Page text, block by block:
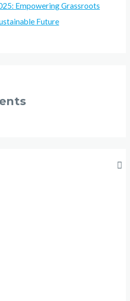
Empowering Grassroots
Future